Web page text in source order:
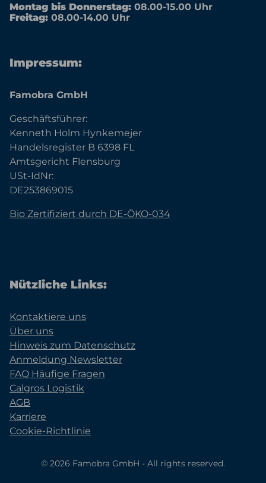
Montag bis Donnerstag: 08.00-15.00 Uhr
Freitag: 08.00-14.00 Uhr
Impressum:
Famobra GmbH
Geschäftsführer:
Kenneth Holm Hynkemejer
Handelsregister B 6398 FL
Amtsgericht Flensburg
USt-IdNr:
DE253869015
Bio Zertifiziert durch DE-ÖKO-034
Nützliche Links:
Kontaktiere uns
Über uns
Hinweis zum Datenschutz
Anmeldung Newsletter
FAQ Häufige Fragen
Calgros Logistik
AGB
Karriere
Cookie-Richtlinie
© 2026 Famobra GmbH - All rights reserved.